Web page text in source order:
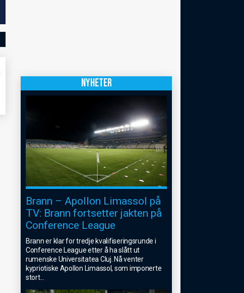
NYHETER
Brann – Apollon Limassol på
TV: Brann fortsetter jakten på
Conference League
Brann er klar for tredje kvalifiseringsrunde i
Conference League etter å ha slått ut
rumenske Universitatea Cluj. Nå venter
kypriotiske Apollon Limassol, som imponerte
stort...